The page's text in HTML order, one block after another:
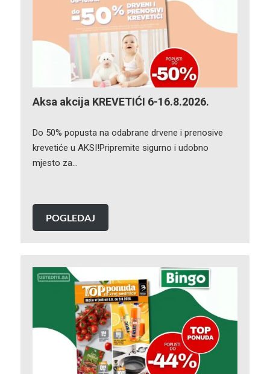
Aksa akcija KREVETIĆI 6-16.8.2026.
Do 50% popusta na odabrane drvene i prenosive
krevetiće u AKSI!Pripremite sigurno i udobno
mjesto za…
POGLEDAJ